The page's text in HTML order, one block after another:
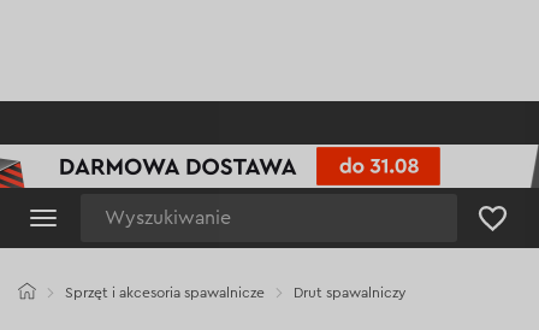
Sprzęt i akcesoria spawalnicze Drut spawalniczy